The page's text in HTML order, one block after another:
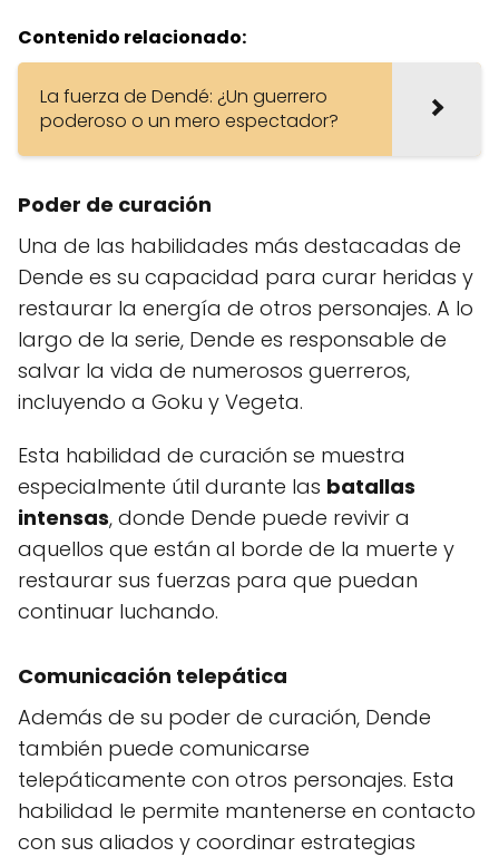
Contenido relacionado:
La fuerza de Dendé: ¿Un guerrero
poderoso o un mero espectador?
Poder de curación
Una de las habilidades más destacadas de
Dende es su capacidad para curar heridas y
restaurar la energía de otros personajes. A lo
largo de la serie, Dende es responsable de
salvar la vida de numerosos guerreros,
incluyendo a Goku y Vegeta.
Esta habilidad de curación se muestra
especialmente útil durante las batallas
intensas, donde Dende puede revivir a
aquellos que están al borde de la muerte y
restaurar sus fuerzas para que puedan
continuar luchando.
Comunicación telepática
Además de su poder de curación, Dende
también puede comunicarse
telepáticamente con otros personajes. Esta
habilidad le permite mantenerse en contacto
con sus aliados y coordinar estrategias